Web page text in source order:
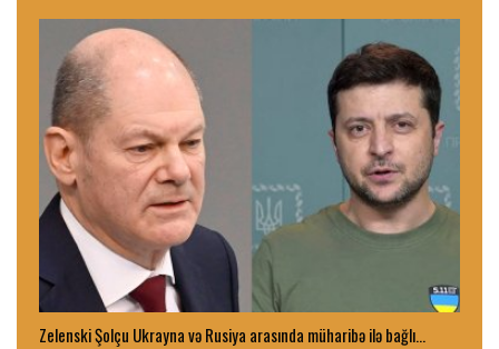
Zelenski Şolçu Ukrayna və Rusiya arasında müharibə ilə bağlı…